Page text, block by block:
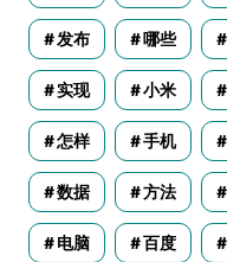
发布 哪些
实现 小米
怎样 手机
数据 方法
电脑 百度